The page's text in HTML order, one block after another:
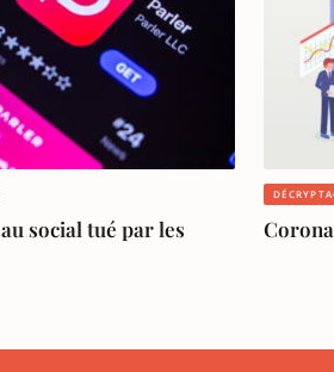
social tué par les